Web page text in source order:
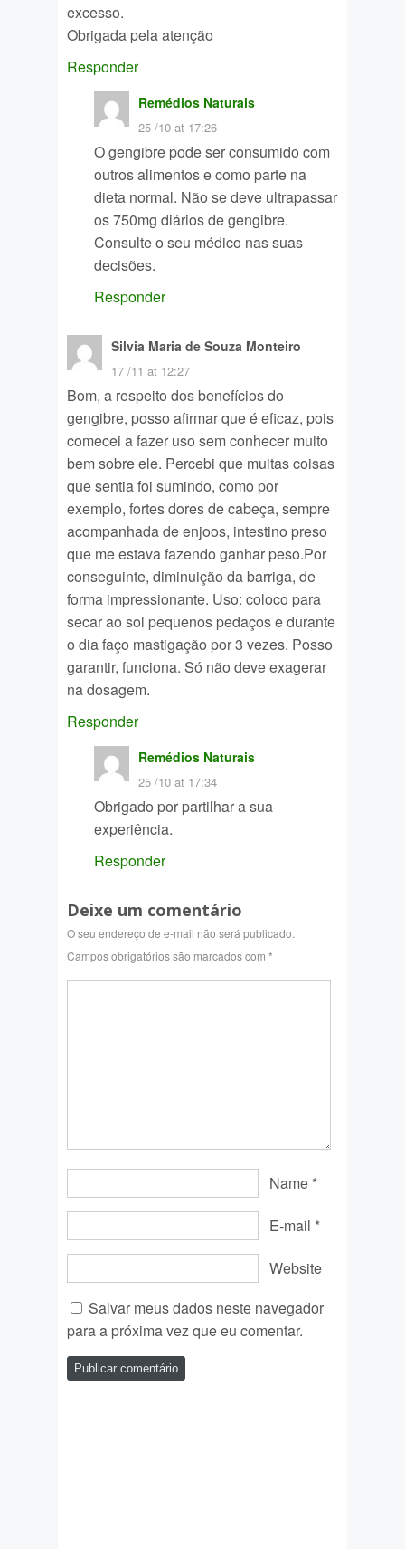
excesso.
Obrigada pela atenção
Responder
Remédios Naturais
25 /10 at 17:26
O gengibre pode ser consumido com
outros alimentos e como parte na
dieta normal. Não se deve ultrapassar
os 750mg diários de gengibre.
Consulte o seu médico nas suas
decisões.
Responder
Silvia Maria de Souza Monteiro
17 /11 at 12:27
Bom, a respeito dos benefícios do
gengibre, posso afirmar que é eficaz, pois
comecei a fazer uso sem conhecer muito
bem sobre ele. Percebi que muitas coisas
que sentia foi sumindo, como por
exemplo, fortes dores de cabeça, sempre
acompanhada de enjoos, intestino preso
que me estava fazendo ganhar peso.Por
conseguinte, diminuição da barriga, de
forma impressionante. Uso: coloco para
secar ao sol pequenos pedaços e durante
o dia faço mastigação por 3 vezes. Posso
garantir, funciona. Só não deve exagerar
na dosagem.
Responder
Remédios Naturais
25 /10 at 17:34
Obrigado por partilhar a sua
experiência.
Responder
Deixe um comentário
O seu endereço de e-mail não será publicado.
Campos obrigatórios são marcados com *
Name *
E-mail *
Website
Salvar meus dados neste navegador
para a próxima vez que eu comentar.